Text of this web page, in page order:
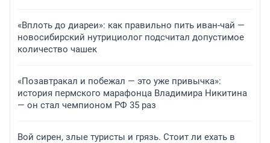
«Вплоть до диареи»: как правильно пить иван-чай —
новосибирский нутрициолог подсчитал допустимое
количество чашек
«Позавтракал и побежал — это уже привычка»:
история пермского марафонца Владимира Никитина
— он стал чемпионом РФ 35 раз
Вой сирен, злые туристы и грязь. Стоит ли ехать в